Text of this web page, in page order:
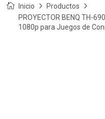
Inicio
Productos
PROYECTOR BENQ TH-
1080p para Juegos de